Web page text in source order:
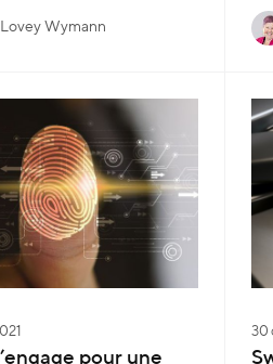
Wymann
pour une
30